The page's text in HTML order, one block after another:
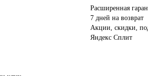
Расширенная
7 дней на возврат
Акции, скидки,
Яндекс Сплит